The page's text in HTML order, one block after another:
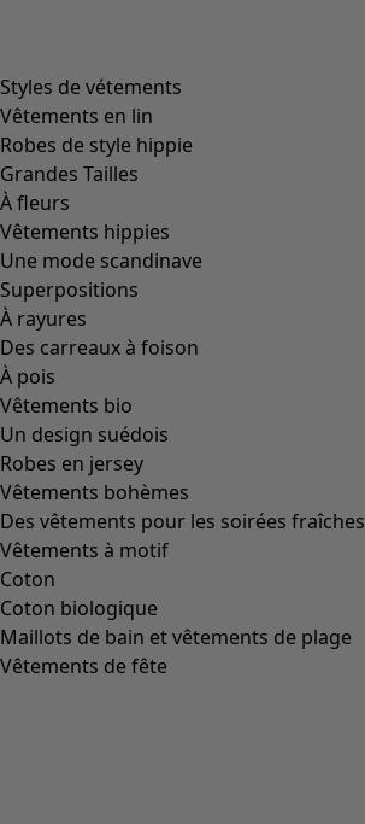
Styles de vétements
Vêtements en lin
Robes de style hippie
Grandes Tailles
À fleurs
Vêtements hippies
Une mode scandinave
Superpositions
À rayures
Des carreaux à foison
À pois
Vêtements bio
Un design suédois
Robes en jersey
Vêtements bohèmes
Des vêtements pour les soirées fraîches
Vêtements à motif
Coton
Coton biologique
Maillots de bain et vêtements de plage
Vêtements de fête